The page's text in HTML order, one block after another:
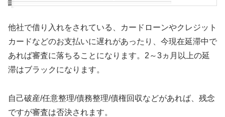
他社で借り入れをされている、カードローンやクレジット
カードなどのお支払いに遅れがあったり、今現在延滞中で
あれば審査に落ちることになります。2～3ヵ月以上の延
滞はブラックになります。
自己破産/任意整理/債務整理/債権回収などがあれば、残念
ですが審査は否決されます。